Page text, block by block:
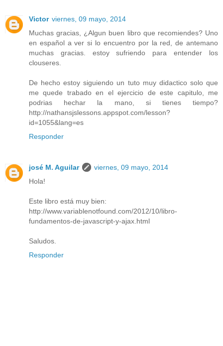
Victor viernes, 09 mayo, 2014
Muchas gracias, ¿Algun buen libro que recomiendes? Uno
en español a ver si lo encuentro por la red, de antemano
muchas gracias. estoy sufriendo para entender los
clouseres.
De hecho estoy siguiendo un tuto muy didactico solo que
me quede trabado en el ejercicio de este capitulo, me
podrias hechar la mano, si tienes tiempo?
http://nathansjslessons.appspot.com/lesson?
id=1055&lang=es
Responder
josé M. Aguilar
viernes, 09 mayo, 2014
Hola!
Este libro está muy bien:
http://www.variablenotfound.com/2012/10/libro-
fundamentos-de-javascript-y-ajax.html
Saludos.
Responder